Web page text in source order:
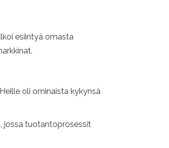
esiintyä omasta
oli ominaista kykynsä
jossa tuotantoprosessit